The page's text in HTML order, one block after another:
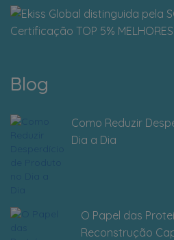
Blog
Como Reduzir
Dia a Dia
O Papel das
Reconstrução